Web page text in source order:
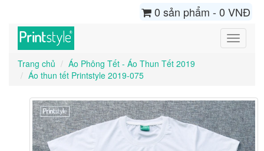
0 sản phẩm - 0 VNĐ
Toggle
Trang chủ
Áo Phông Tết - Áo Thun Tết 2019
Áo thun tết Printstyle 2019-075